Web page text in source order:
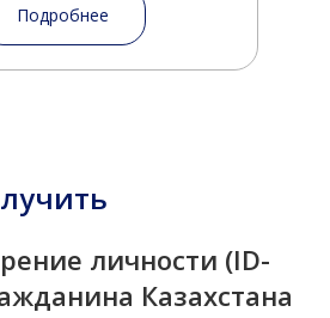
Подробнее
личности (ID-
Казахстана